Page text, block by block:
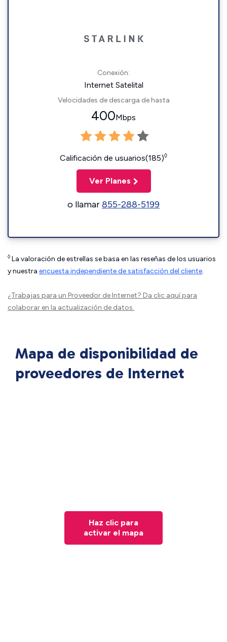
Conexión:
Internet Satelital
Velocidades de descarga de hasta
400Mbps
Calificación de usuarios(185)◊
Ver Planes
o llamar855-288-5199
◊ La valoración de estrellas se basa en las reseñas de los usuarios
y nuestra encuesta independiente de satisfacción del cliente.
¿Trabajas para un Proveedor de Internet? Da clic aquípara
colaborar en la actualización de datos.
Mapa de disponibilidad de
proveedores de Internet
Haz clic para
activar el mapa